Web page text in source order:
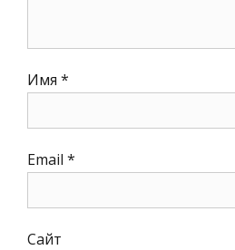
Имя *
Email *
Сайт